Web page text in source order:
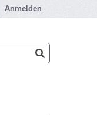
Anmelden